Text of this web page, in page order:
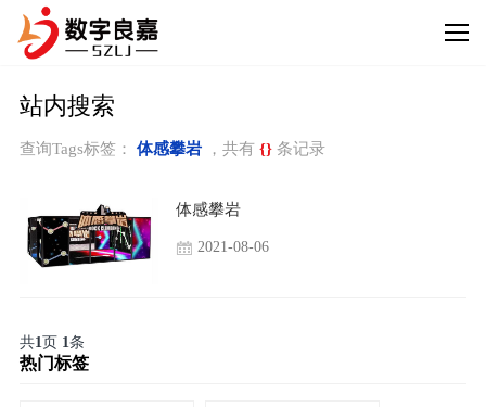
站内搜索
查询Tags标签： 体感攀岩，共有 {}条记录
体感攀岩
2021-08-06
共1页 1条
热门标签